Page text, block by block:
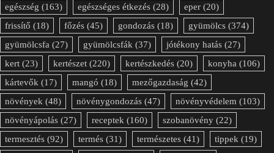
egészség (163) egészséges étkezés (28) eper (20)
frissítő (18) főzés (45) gondozás (18) gyümölcs (374)
gyümölcsfa (27) gyümölcsfák (37) jótékony hatás (27)
kert (23) kertészet (220) kertészkedés (20) konyha (106)
kártevők (17) mangó (18) mezőgazdaság (42)
növények (48) növénygondozás (47) növényvédelem (103)
növényápolás (27) receptek (160) szobanövény (22)
termesztés (92) termés (31) természetes (41) tippek (19)